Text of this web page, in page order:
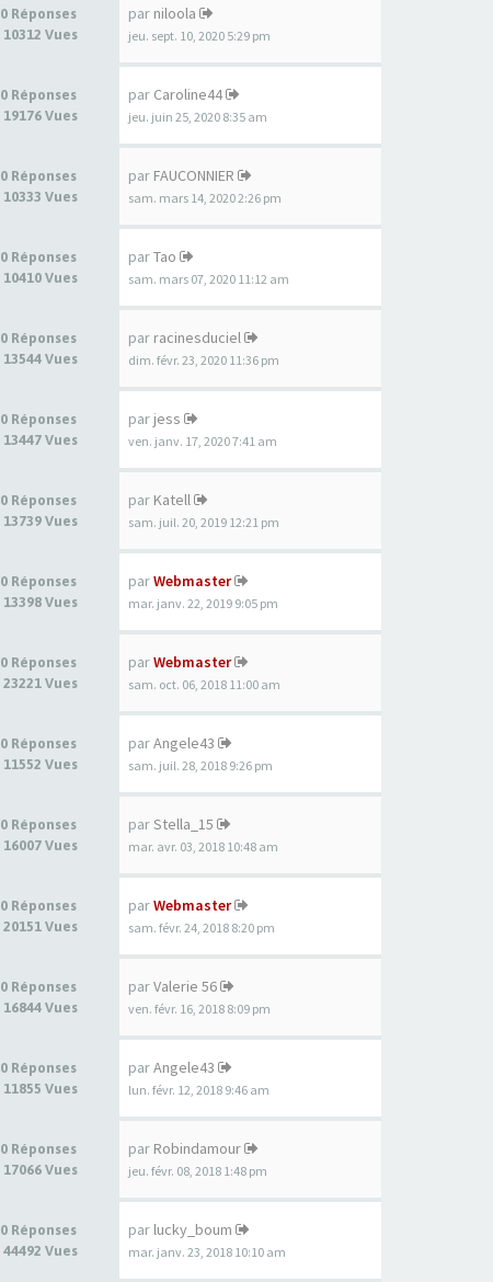
0 Réponses
10312 Vues
par niloola
jeu. sept. 10, 2020 5:29 pm
0 Réponses
19176 Vues
par Caroline44
jeu. juin 25, 2020 8:35 am
0 Réponses
10333 Vues
par FAUCONNIER
sam. mars 14, 2020 2:26 pm
0 Réponses
10410 Vues
parTao
sam. mars 07, 2020 11:12 am
0 Réponses
13544 Vues
par racinesduciel
dim. févr. 23, 2020 11:36 pm
0 Réponses
13447 Vues
par jess
ven. janv. 17, 2020 7:41 am
0 Réponses
13739 Vues
par Katell
sam. juil. 20, 2019 12:21 pm
0 Réponses
13398 Vues
parWebmaster
mar. janv. 22, 2019 9:05 pm
0 Réponses
23221 Vues
parWebmaster
sam. oct. 06, 2018 11:00 am
0 Réponses
11552 Vues
parAngele43
sam. juil. 28, 2018 9:26 pm
0 Réponses
16007 Vues
parStella_15
mar. avr. 03, 2018 10:48 am
0 Réponses
20151 Vues
parWebmaster
sam. févr. 24, 2018 8:20 pm
0 Réponses
16844 Vues
parValerie 56
ven. févr. 16, 2018 8:09 pm
0 Réponses
11855 Vues
parAngele43
lun. févr. 12, 2018 9:46 am
0 Réponses
17066 Vues
par Robindamour
jeu. févr. 08, 2018 1:48 pm
0 Réponses
44492 Vues
par lucky_boum
mar. janv. 23, 2018 10:10 am